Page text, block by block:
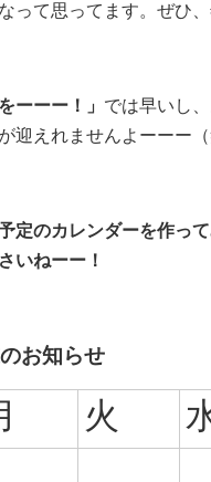
って思ってます。ぜひ
ーーー！」 では早いし
迎えれませんよーーー（
定のカレンダーを作って
いねーー！
お知らせ
火